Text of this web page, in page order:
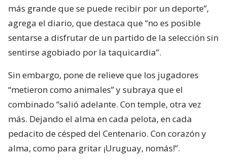
más grande que se puede recibir por un deporte”,
agrega el diario, que destaca que “no es posible
sentarse a disfrutar de un partido de la selección sin
sentirse agobiado por la taquicardia”.
Sin embargo, pone de relieve que los jugadores
“metieron como animales” y subraya que el
combinado “salió adelante. Con temple, otra vez
más. Dejando el alma en cada pelota, en cada
pedacito de césped del Centenario. Con corazón y
alma, como para gritar ¡Uruguay, nomás!”.